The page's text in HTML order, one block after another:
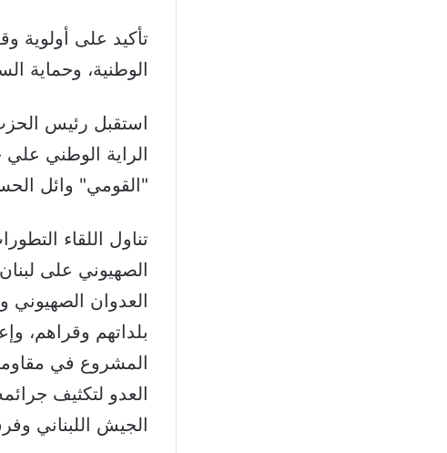
تأكيد على أولوية
الوطنية، وحماية
استقبل رئيس
الراية الوطني
"القومي" وائل
تناول اللقاء
الصهيوني على
العدوان الصهيوني
بلداتهم وقراهم،
المشروع في
العدو لتكثيف
الجيش اللبناني